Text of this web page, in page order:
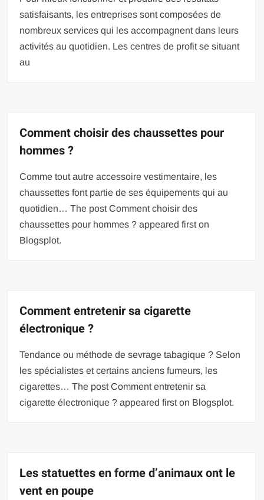
satisfaisants, les entreprises sont composées de
nombreux services qui les accompagnent dans leurs
activités au quotidien. Les centres de profit se situant
au
Comment choisir des chaussettes pour
hommes ?
Comme tout autre accessoire vestimentaire, les
chaussettes font partie de ses équipements qui au
quotidien… The post Comment choisir des
chaussettes pour hommes ? appeared first on
Blogsplot.
Comment entretenir sa cigarette
électronique ?
Tendance ou méthode de sevrage tabagique ? Selon
les spécialistes et certains anciens fumeurs, les
cigarettes… The post Comment entretenir sa
cigarette électronique ? appeared first on Blogsplot.
Les statuettes en forme d’animaux ont le
vent en poupe